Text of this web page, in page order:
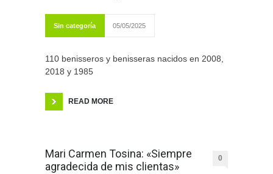
Sin categoría 05/05/2025
110 benisseros y benisseras nacidos en 2008,
2018 y 1985
READ MORE
Mari Carmen Tosina: «Siempre
agradecida de mis clientas»
0